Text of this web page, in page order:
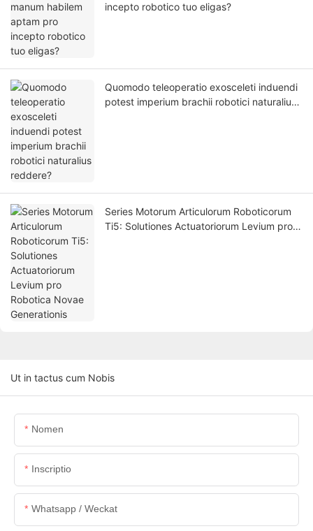
incepto robotico tuo eligas?
Quomodo teleoperatio exosceleti induendi
potest imperium brachii robotici naturalius
Series Motorum Articulorum Roboticorum
Ti5: Solutiones Actuatoriorum Levium pro
Ut in tactus cum Nobis
Nomen
Inscriptio
Whatsapp / Weckat